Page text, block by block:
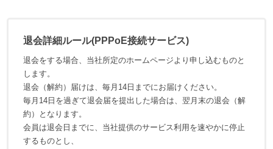
退会詳細ルール(PPPoE接続サービス)
退会をする場合、当社所定のホームページより申し込むものと
します。
退会（解約）届けは、毎月14日までにお届けください。
毎月14日を過ぎて退会届を提出した場合は、翌月末の退会（解
約）となります。
会員は退会日までに、当社提供のサービス利用を速やかに停止
するものとし、